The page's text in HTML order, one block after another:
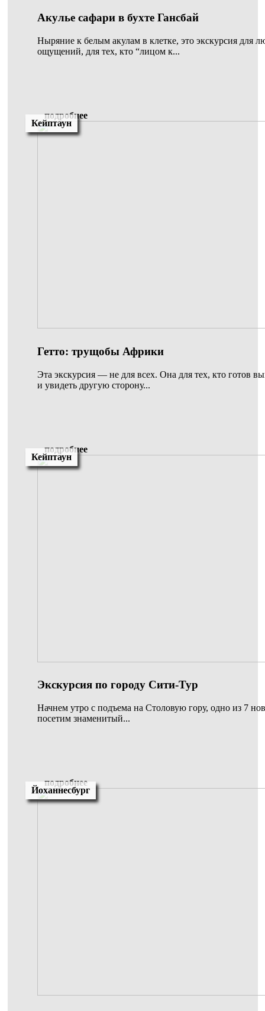
Акулье сафари в бухте Гансбай
Ныряние к белым акулам в клетке, это экскурсия для
ощущений, для тех, кто “лицом к...
подробнее
Кейптаун
Гетто: трущобы Африки
Эта экскурсия — не для всех. Она для тех, кто готов
и увидеть другую сторону...
подробнее
Кейптаун
Экскурсия по городу Сити-Тур
Начнем утро с подъема на Столовую гору, одно из 7
посетим знаменитый...
подробнее
Йоханнесбург